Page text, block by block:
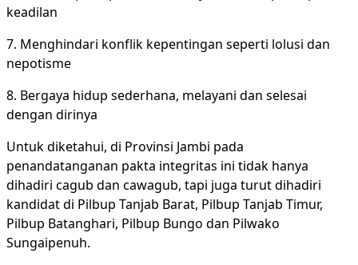
keadilan
7. Menghindari konflik kepentingan seperti lolusi dan
nepotisme
8. Bergaya hidup sederhana, melayani dan selesai
dengan dirinya
Untuk diketahui, di Provinsi Jambi pada
penandatanganan pakta integritas ini tidak hanya
dihadiri cagub dan cawagub, tapi juga turut dihadiri
kandidat di Pilbup Tanjab Barat, Pilbup Tanjab Timur,
Pilbup Batanghari, Pilbup Bungo dan Pilwako
Sungaipenuh.